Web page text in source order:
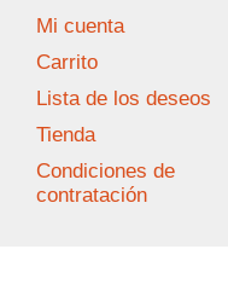
Mi cuenta
Carrito
Lista de los deseos
Tienda
Condiciones de
contratación